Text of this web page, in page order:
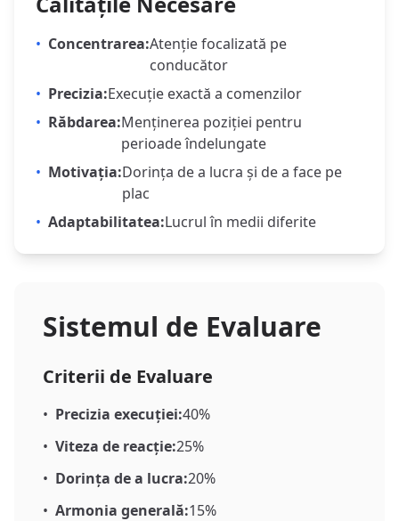
• Concentrarea:Atenție focalizată pe
conducător
• Precizia:Execuție exactă a comenzilor
• Răbdarea:Menținerea poziției pentru
perioade îndelungate
• Motivația:Dorința de a lucra și de a face pe
plac
• Adaptabilitatea:Lucrul în medii diferite
Sistemul de Evaluare
Criterii de Evaluare
• Precizia execuției:40%
• Viteza de reacție:25%
• Dorința de a lucra:20%
• Armonia generală:15%